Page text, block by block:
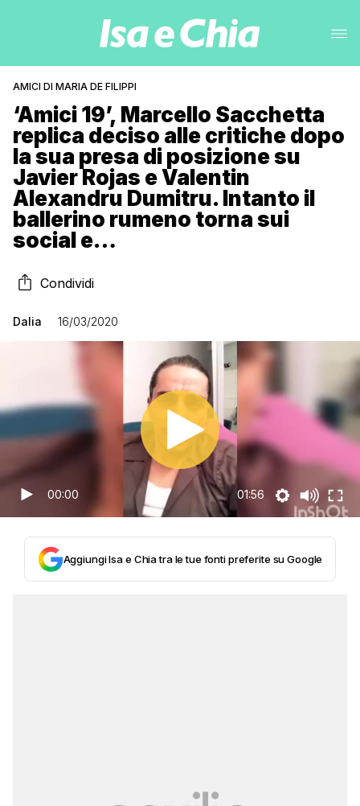
AMICI DI MARIA DE FILIPPI
‘Amici 19’, Marcello Sacchetta
replica deciso alle critiche dopo
la sua presa di posizione su
Javier Rojas e Valentin
Alexandru Dumitru. Intanto il
ballerino rumeno torna sui
social e…
Condividi
Dalia 16/03/2020
00:00 01:56
Aggiungi Isa e Chia tra le tue fonti preferite su Google